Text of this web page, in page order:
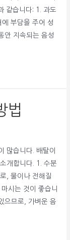
같습니다: 1. 과도
부담을 주어 성
안 지속되는 음성
법
많습니다. 배탈이
개합니다. 1. 수분
, 물이나 전해질
시는 것이 좋습니
으므로, 가벼운 음